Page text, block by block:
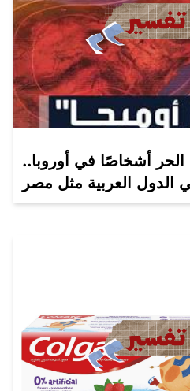
الحر أشخاصًا في أوروبا..